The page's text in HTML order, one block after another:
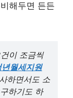
해두면 든든
이 조금씩
월세지원
하면서도 소
하기도 하